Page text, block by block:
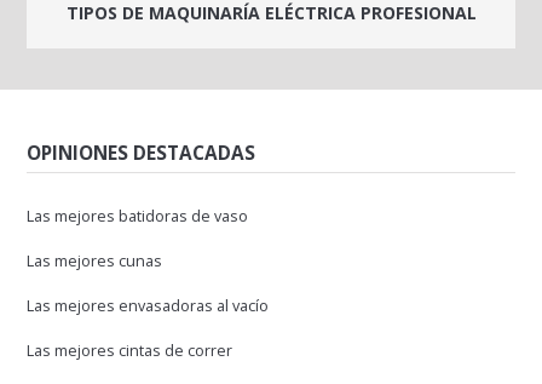
TIPOS DE MAQUINARÍA ELÉCTRICA PROFESIONAL
OPINIONES DESTACADAS
Las mejores batidoras de vaso
Las mejores cunas
Las mejores envasadoras al vacío
Las mejores cintas de correr